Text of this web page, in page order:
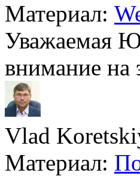
Материал:
Уважаемая
внимание на
Vlad
Материал: